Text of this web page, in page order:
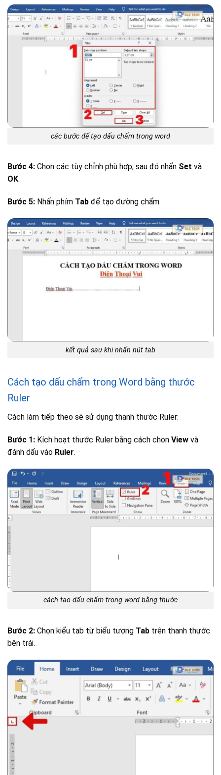
các bước để tạo dấu chấm trong word
Bước 4: Chọn các tùy chỉnh phù hợp, sau đó nhấn Set và
OK.
Bước 5: Nhấn phím Tab để tạo đường chấm.
kết quả sau khi nhấn nút tab
Cách tạo dấu chấm trong Word bằng thước
Ruler
Cách làm tiếp theo sẽ sử dụng thanh thước Ruler:
Bước 1: Kích hoạt thước Ruler bằng cách chọn View và
đánh dấu vào Ruler.
cách tạo dấu chấm trong word bằng thước
Bước 2: Chọn kiểu tab từ biểu tượng Tab trên thanh thước
bên trái.